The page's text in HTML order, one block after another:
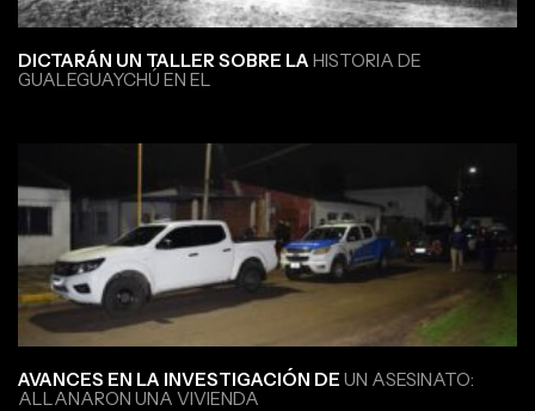
DICTARÁN UN TALLER SOBRE LA HISTORIA DE
GUALEGUAYCHÚ EN EL
AVANCES EN LA INVESTIGACIÓN DE UN ASESINATO:
ALLANARON UNA VIVIENDA